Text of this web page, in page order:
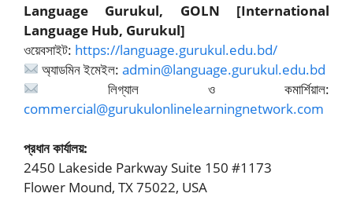
Language Gurukul, GOLN [International
Language Hub, Gurukul]
ওয়েবসাইট: https://language.gurukul.edu.bd/
অ্যাডমিন ইমেইল:admin@language.gurukul.edu.bd
লিগ্যাল ও কমার্শিয়াল:
commercial@gurukulonlinelearningnetwork.com
প্রধান কার্যালয়:
2450 Lakeside Parkway Suite 150 #1173
Flower Mound, TX 75022, USA